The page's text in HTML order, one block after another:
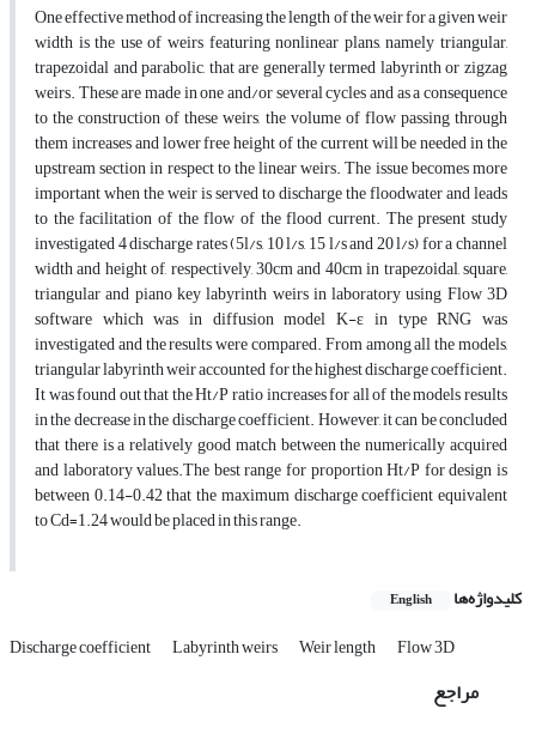
One effective method of increasing the length of the weir for a given weir
width is the use of weirs featuring nonlinear plans, namely triangular,
trapezoidal and parabolic, that are generally termed labyrinth or zigzag
weirs. These are made in one and/or several cycles and as a consequence
to the construction of these weirs, the volume of flow passing through
them increases and lower free height of the current will be needed in the
upstream section in respect to the linear weirs. The issue becomes more
important when the weir is served to discharge the floodwater and leads
to the facilitation of the flow of the flood current. The present study
investigated 4 discharge rates (5l/s, 10 l/s, 15 l/s and 20 l/s) for a channel
width and height of, respectively, 30cm and 40cm in trapezoidal, square,
triangular and piano key labyrinth weirs in laboratory using Flow 3D
software which was in diffusion model K-ε in type RNG was
investigated and the results were compared. From among all the models,
triangular labyrinth weir accounted for the highest discharge coefficient.
It was found out that the Ht/P ratio increases for all of the models results
in the decrease in the discharge coefficient. However, it can be concluded
that there is a relatively good match between the numerically acquired
and laboratory values.The best range for proportion Ht/P for design is
between 0.14-0.42 that the maximum discharge coefficient equivalent
to Cd=1.24 would be placed in this range.
کلیدواژه‌ها English
Discharge coefficient Labyrinth weirs Weir length Flow 3D
مراجع